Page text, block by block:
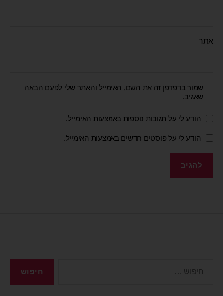
אתר
שמור בדפדפן זה את השם, האימייל והאתר שלי לפעם הבאה
שאגיב.
הודע לי על תגובות נוספות באמצעות האימייל.
הודע לי על פוסטים חדשים באמצעות האימייל.